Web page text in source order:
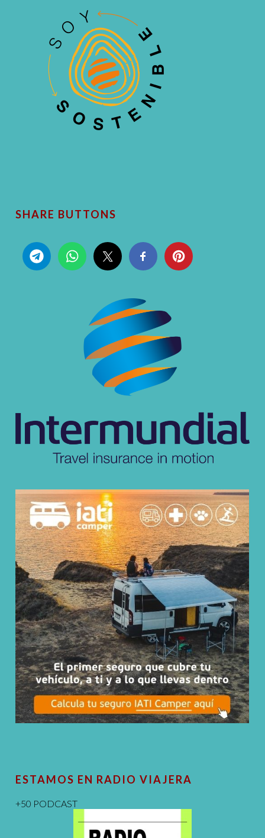
SHARE BUTTONS
ESTAMOS EN RADIO VIAJERA
+50 PODCAST